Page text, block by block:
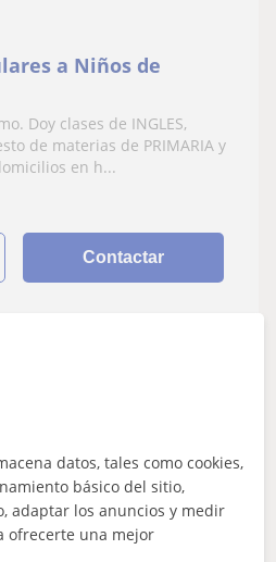
a Niños de
Doy clases de INGLES,
de materias de PRIMARIA y
en h...
Contactar
datos, tales como cookies,
básico del sitio,
adaptar los anuncios y medir
ofrecerte una mejor